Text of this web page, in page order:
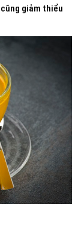
giảm thiểu